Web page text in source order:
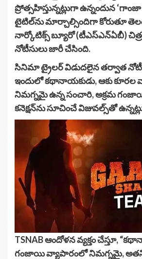
ప్రోత్సహిస్తున్నట్లుగా ఉన్నందున ‘గాంజా
టైటిల్‌ను మార్చాల్సిందిగా కోరుతూ
నార్కోటిక్స్ బ్యూరో (టీఎస్‌ఎన్‌ఏబీ)
నోటీసులు జారీ చేసింది.
సినిమా ట్రైలర్ విడుదలైన తర్వాత
ఇందులో కథానాయకుడు, ఆకు
నిమగ్నమై ఉన్న సంచారి, అక్రమ
కనెక్షన్‌ను సూచించే విజువల్స్‌తో
TSNAB ఆందోళన వ్యక్తం చేస్తూ,
గంజాయి వ్యాపారంలో నిమగ్నమై, అతని